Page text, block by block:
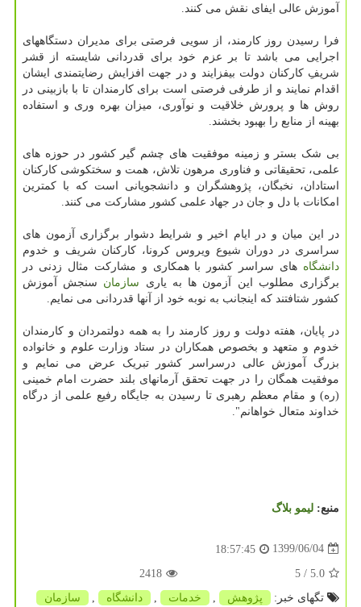
آموزش عالی ایفای نقش می کنند.
فرا رسیدن روز کارمند، از سویی فرصتی برای مدیران دستگاههای
اجرایی می باشد تا بر عزم خود برای قدردانی شایسته از قشر
شریفِ کارکنان دولت بیفزایند و در جهت افزایش رضایتمندی ایشان
اقدام نمایند و از طرفی فرصتی است برای کارمندان تا با بازبینی در
روش ها و پرورش خلاقیت و نوآوری، میزان بهره وری و استفاده
بهینه از منابع را بهبود بخشند.
بی شک بستر و زمینه موفقیت های چشم گیر کشور در حوزه های
علمی، تحقیقاتی و فناوری مرهون تلاش، همت و سختکوشی کارکنان
استادان، نخبگان، پژوهشگران و دانشجویانی است که با کمترین
امکانات با دل و جان در جهاد علمی کشور مشارکت می کنند.
در این میان و در ایام اخیر و شرایط دشوار برگزاری آزمون های
سراسری در دوران شیوع ویروس کرونا، کارکنان شریف و خدوم
دانشگاه های سراسر کشور با همکاری و مشارکت مثال زدنی در
برگزاری مطلوب این آزمون ها به یاری سازمان سنجش آموزش
کشور شتافتند که اینجانب به نوبه خود از آنها قدردانی می نمایم.
در پایان، هفته دولت و روز کارمند را به همه دولتمردان و کارمندان
خدوم و متعهد و بخصوص همکاران در ستاد وزارت علوم و خانواده
بزرگ آموزش عالی درسراسر کشور تبریک عرض می نمایم و
موفقیت همگان را در جهت تحقق آرمانهای بلند حضرت امام خمینی
(ره) و مقام معظم رهبری تا رسیدن به جایگاه رفیع علمی از درگاه
خداوند متعال خواهانم".
منبع: لیمو بلاگ
1399/06/04
18:57:45
5.0
/ 5
2418
تگهای خبر:
پژوهش خدمات دانشگاه سازمان